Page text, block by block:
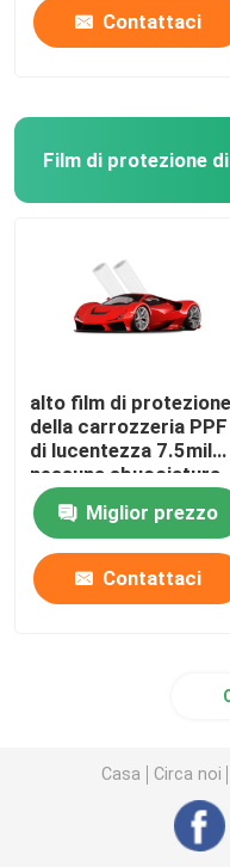
Contattaci
Film di protezione
alto film di protezione
della carrozzeria PPF
di lucentezza 7.5mil
nessuna sbucciatura
Miglior prezzo
Contattaci
Casa Circa noi